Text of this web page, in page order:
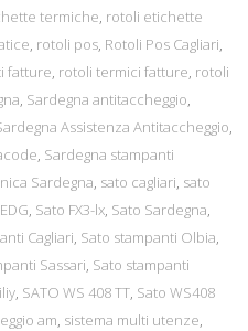
termiche, rotoli etichette
, rotoli pos, Rotoli Pos Cagliari,
fatture, rotoli termici fatture, rotoli
, Sardegna antitaccheggio,
Assistenza Antitaccheggio,
, Sardegna stampanti
Sardegna, sato cagliari, sato
, Sato FX3-lx, Sato Sardegna,
Cagliari, Sato stampanti Olbia,
Sassari, Sato stampanti
, SATO WS 408 TT, Sato WS408
am, sistema multi utenze,